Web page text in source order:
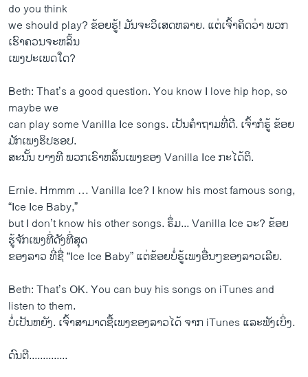
do you think
we should play? ຂ້ອຍ​ຮູ້! ມັນ​ຈະ​ວິ​ເສດ​ຫລາຍ. ​ແຕ່​ເຈົ້າ​ຄິດ​ວ່າ ພວກ
ເຮົາຄວນ​ຈະຫລິ້ນ
ເພງ​ປະ​ເພດ​ໃດ?
Beth: That’s a good question. You know I love hip hop, so
maybe we
can play some Vanilla Ice songs. ​ເປັນ​ຄໍາ​ຖາມ​ທີ່​ດີ. ​ເຈົ້າ​ກໍ​ຮູ້ ຂ້ອຍ​
ມັກ​ເພງ​ຮິ​ປຮອປ.
ສະ​ນັ້ນ ບາງ​ທີ ພວກ​ເຮົາ​ຫລິ້ນ​ເພງ​ຂອງ Vanilla Ice ກະ​ໄດ້​ຕິ.
Ernie. Hmmm … Vanilla Ice? I know his most famous song,
“Ice Ice Baby,”
but I don’t know his other songs. ຮຶ່ມ... Vanilla Ice ວະ? ຂ້ອຍ​
ຮູ້ຈັກ​ເພງ​ທີ່​ດັງ​ທີ່ສຸດ​
ຂອງ​ລາວ ທີ່​ຊື່ “Ice Ice Baby” ​ແຕ່​ຂ້ອຍ​ບໍ່​ຮູ້​ເພງ​ອື່ນໆ​ຂອງ​ລາວ​ເລີຍ.
Beth: That’s OK. You can buy his songs on iTunes and
listen to them.
ບໍ່​ເປັນ​ຫຍັງ. ​ເຈົ້າ​ສາມາດ​ຊື້​ເພງ​ຂອງ​ລາວ​ໄດ້ ຈາກ iTunes ​ແລະ​ຟັງ​ເບິ່ງ.
ດົນຕີ..............